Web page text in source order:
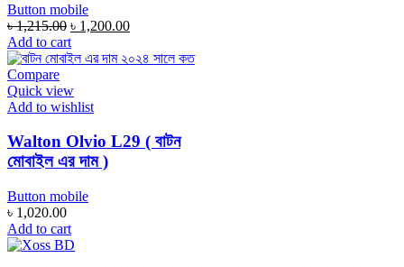
Button mobile
৳1,215.00 Original
price
was:
৳ 1,200.00Current
is:
Add to cart
Compare
Quick view
Add to wishlist
Walton Olvio L29 ( বাটন
মোবাইল এর দাম )
Button mobile
৳ 1,020.00
Add to cart